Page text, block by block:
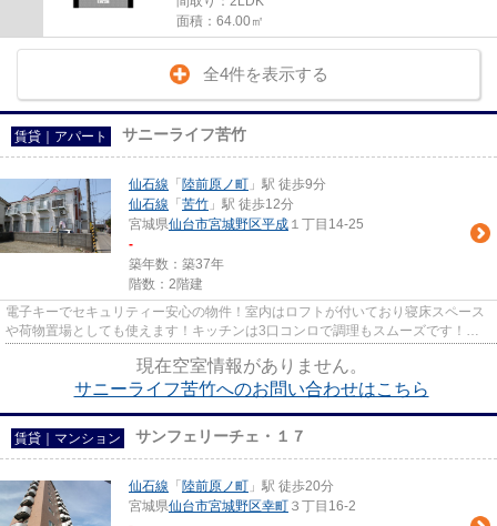
面積：64.00㎡
全4件を表示する
賃貸｜アパート サニーライフ苦竹
仙石線 「 陸前原ノ町 」駅 徒歩9分
仙石線 「 苦竹 」駅 徒歩12分
宮城県仙台市宮城野区平成 １丁目14-25
-
築年数：築37年
階数：2階建
電子キーでセキュリティー安心の物件！室内はロフトが付いており寝床スペース
や荷物置場としても使えます！キッチンは3口コンロで調理もスムーズです！お
現在空室情報がありません。
サニーライフ苦竹へのお問い合わせはこちら
賃貸｜マンション サンフェリーチェ・１７
仙石線 「 陸前原ノ町 」駅 徒歩20分
宮城県仙台市宮城野区幸町 ３丁目16-2